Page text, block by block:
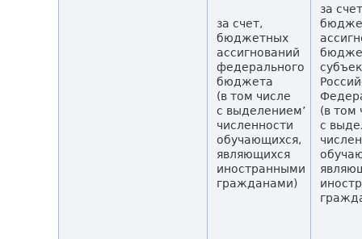
за счет,
бюджетных
ассигнований
федерального
бюджета
(в том числе
с выделением’
численности
обучающихся,
являющихся
иностранными
гражданами)
за
(в том
с